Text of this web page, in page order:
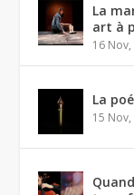
La
art à
16
La
15